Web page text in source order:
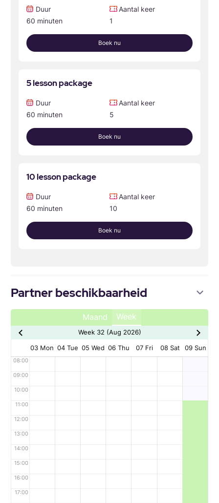
Duur
60 minuten
Aantal keer
1
Boek nu
5 lesson package
Duur
60 minuten
Aantal keer
5
Boek nu
10 lesson package
Duur
60 minuten
Aantal keer
10
Boek nu
Partner beschikbaarheid
Maand Week
Week 32 (Aug 2026)
03 Mon 04 Tue 05 Wed 06 Thu 07 Fri 08 Sat 09 Sun
08:00
09:00
10:00
11:00
12:00
13:00
14:00
15:00
16:00
17:00